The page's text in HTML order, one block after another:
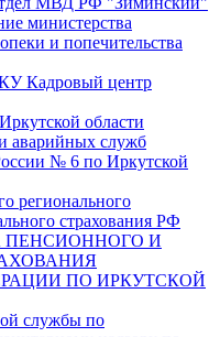
министерства
и попечительства
Кадровый центр
области
аварийных служб
№ 6 по Иркутской
регионального
страхования РФ
ПЕНСИОННОГО И
ПО ИРКУТСКОЙ
службы по